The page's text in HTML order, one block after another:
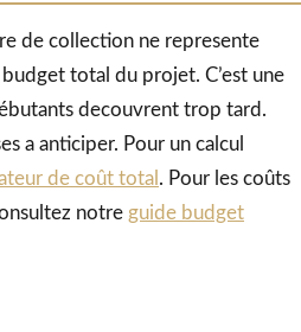
de collection ne represente
total du projet. C’est une
decouvrent trop tard.
a anticiper. Pour un calcul
de coût total . Pour les coûts
notre guide budget